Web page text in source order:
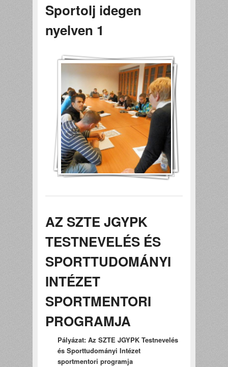
Sportolj idegen
nyelven 1
AZ SZTE JGYPK
TESTNEVELÉS ÉS
SPORTTUDOMÁNYI
INTÉZET
SPORTMENTORI
PROGRAMJA
Pályázat: Az SZTE JGYPK Testnevelés
és Sporttudományi Intézet
sportmentori programja